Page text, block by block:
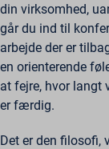
din virksomhed,
går du ind til
arbejde der er
en orienterende
at fejre, hvor langt
er færdig.
Det er den filosofi,